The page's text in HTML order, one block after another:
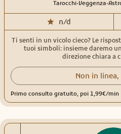
Tarocchi Veggenza
n/d
Ti senti in un vicolo cieco? Le
tuoi simboli: insieme daremo
direzione chiara a
Non in
Primo consulto gratuito, poi 1,99€/min